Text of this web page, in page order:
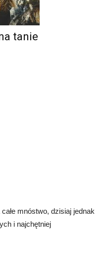
tanie
mnóstwo, dzisiaj jednak
i najchętniej